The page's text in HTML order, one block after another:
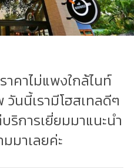
คาไม่แพงใกล้ไนท์
นนี้เรามีโฮสเทลดีๆ
ริการเยี่ยมมาแนะนำ
มาเลยค่ะ